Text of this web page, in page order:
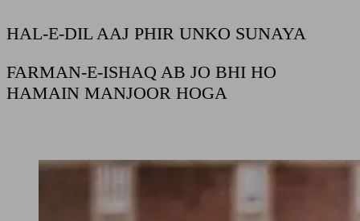
HAL-E-DIL AAJ PHIR UNKO SUNAYA
FARMAN-E-ISHAQ AB JO BHI HO
HAMAIN MANJOOR HOGA